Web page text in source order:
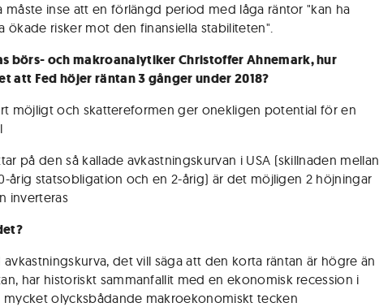
måste inse att en förlängd period med låga räntor "kan ha
ökade risker mot den finansiella stabiliteten".
börs- och makroanalytiker Christoffer Ahnemark, hur
att Fed höjer räntan 3 gånger under 2018?
möjligt och skattereformen ger onekligen potential för en
på den så kallade avkastningskurvan i USA (skillnaden mellan
årig statsobligation och en 2-årig) är det möjligen 2 höjningar
inverteras
avkastningskurva, det vill säga att den korta räntan är högre än
har historiskt sammanfallit med en ekonomisk recession i
mycket olycksbådande makroekonomiskt tecken